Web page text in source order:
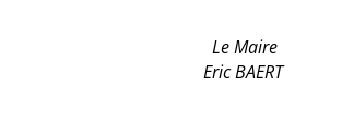
Le Maire
Eric BAERT